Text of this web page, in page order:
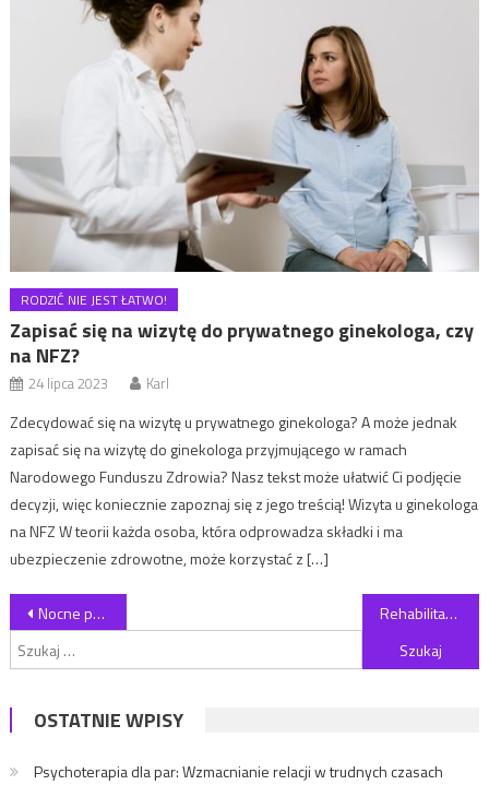
RODZIĆ NIE JEST ŁATWO!
Zapisać się na wizytę do prywatnego ginekologa, czy
na NFZ?
24 lipca 2023 Karl
Zdecydować się na wizytę u prywatnego ginekologa? A może jednak
zapisać się na wizytę do ginekologa przyjmującego w ramach
Narodowego Funduszu Zdrowia? Nasz tekst może ułatwić Ci podjęcie
decyzji, więc koniecznie zapoznaj się z jego treścią! Wizyta u ginekologa
na NFZ W teorii każda osoba, która odprowadza składki i ma
ubezpieczenie zdrowotne, może korzystać z […]
Nawigacja wpisu
Nocne problemy z oddychaniem – dlaczego nie można ich ignorować? Rehabilitacja dzieci – klucz do zdrowego rozwoju i pełni możliwości
Szukaj:
OSTATNIE WPISY
Psychoterapia dla par: Wzmacnianie relacji w trudnych czasach